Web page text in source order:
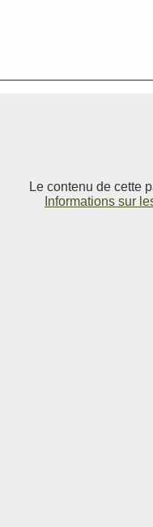
Le contenu de cette
Informations sur